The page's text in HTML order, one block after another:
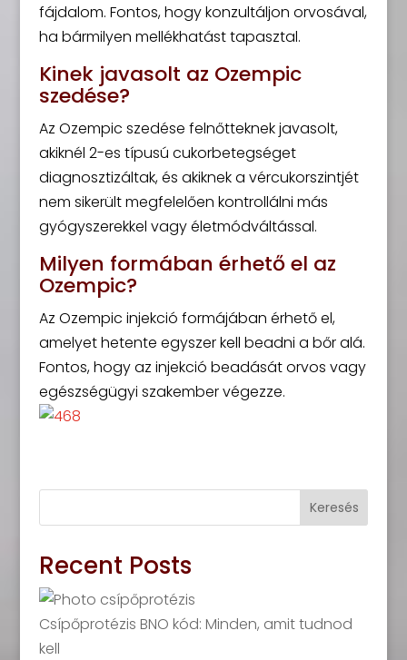
fájdalom. Fontos, hogy konzultáljon orvosával,
ha bármilyen mellékhatást tapasztal.
Kinek javasolt az Ozempic
szedése?
Az Ozempic szedése felnőtteknek javasolt,
akiknél 2-es típusú cukorbetegséget
diagnosztizáltak, és akiknek a vércukorszintjét
nem sikerült megfelelően kontrollálni más
gyógyszerekkel vagy életmódváltással.
Milyen formában érhető el az
Ozempic?
Az Ozempic injekció formájában érhető el,
amelyet hetente egyszer kell beadni a bőr alá.
Fontos, hogy az injekció beadását orvos vagy
egészségügyi szakember végezze.
Keresés
Recent Posts
Csípőprotézis BNO kód: Minden, amit tudnod
kell